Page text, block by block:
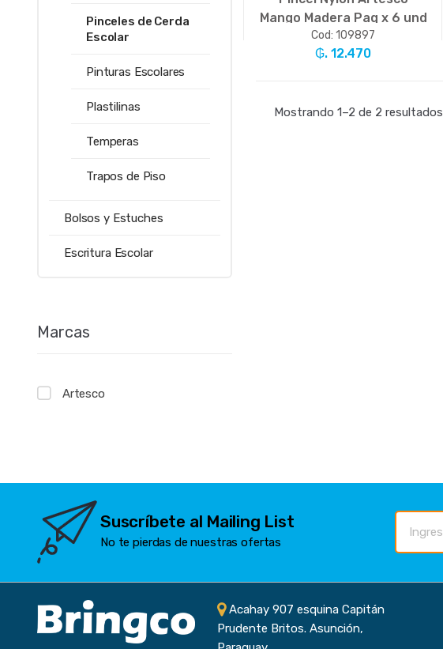
Mango Madera Paq x 6 und
(Br)
Cod: 109897
₲. 12.470
Mostrando 1–2 de 2 resultados
Pinceles de Cerda
Escolar
Pinturas Escolares
Plastilinas
Temperas
Trapos de Piso
Bolsos y Estuches
Escritura Escolar
Marcas
Artesco
Suscríbete al Mailing List
No te pierdas de nuestras ofertas
Acahay 907 esquina Capitán
Prudente Britos. Asunción,